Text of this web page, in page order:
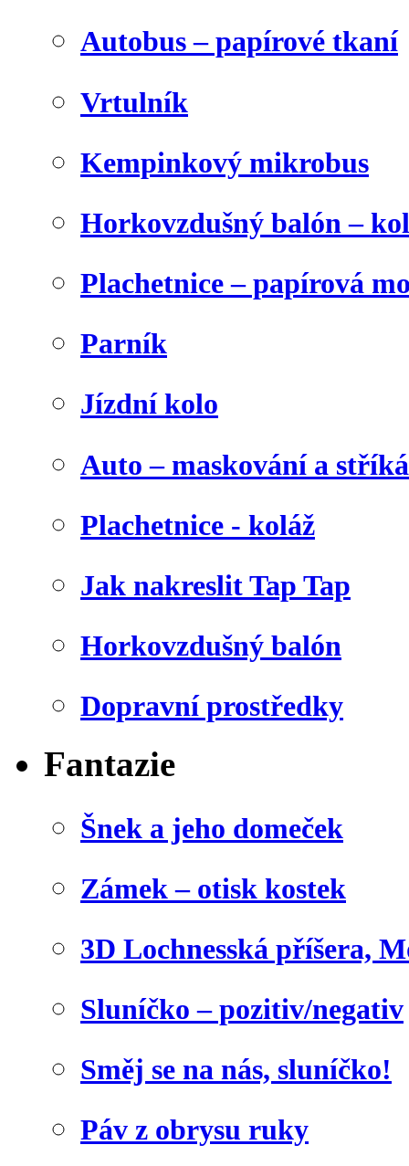
Autobus – papírové tkaní
Vrtulník
Kempinkový mikrobus
Horkovzdušný balón –
Plachetnice – papírová
Parník
Jízdní kolo
Auto – maskování a
Plachetnice - koláž
Jak nakreslit Tap Tap
Horkovzdušný balón
Dopravní prostředky
Fantazie
Šnek a jeho domeček
Zámek – otisk kostek
3D Lochnesská příšera,
Sluníčko – pozitiv/negativ
Směj se na nás, sluníčko!
Páv z obrysu ruky